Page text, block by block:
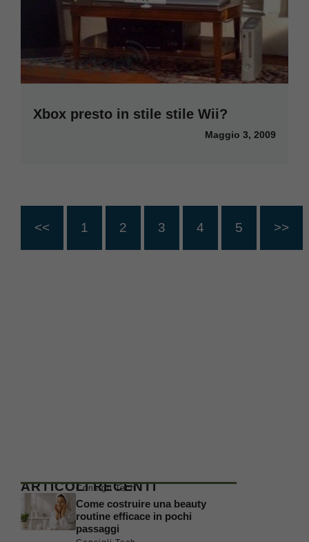
Xbox presto in stile stile Wii?
Maggio 3, 2009
<< 1 2 3 4 5 >>
ARTICOLI RECENTI
Consigli Tech
Come costruire una beauty
routine efficace in pochi
passaggi